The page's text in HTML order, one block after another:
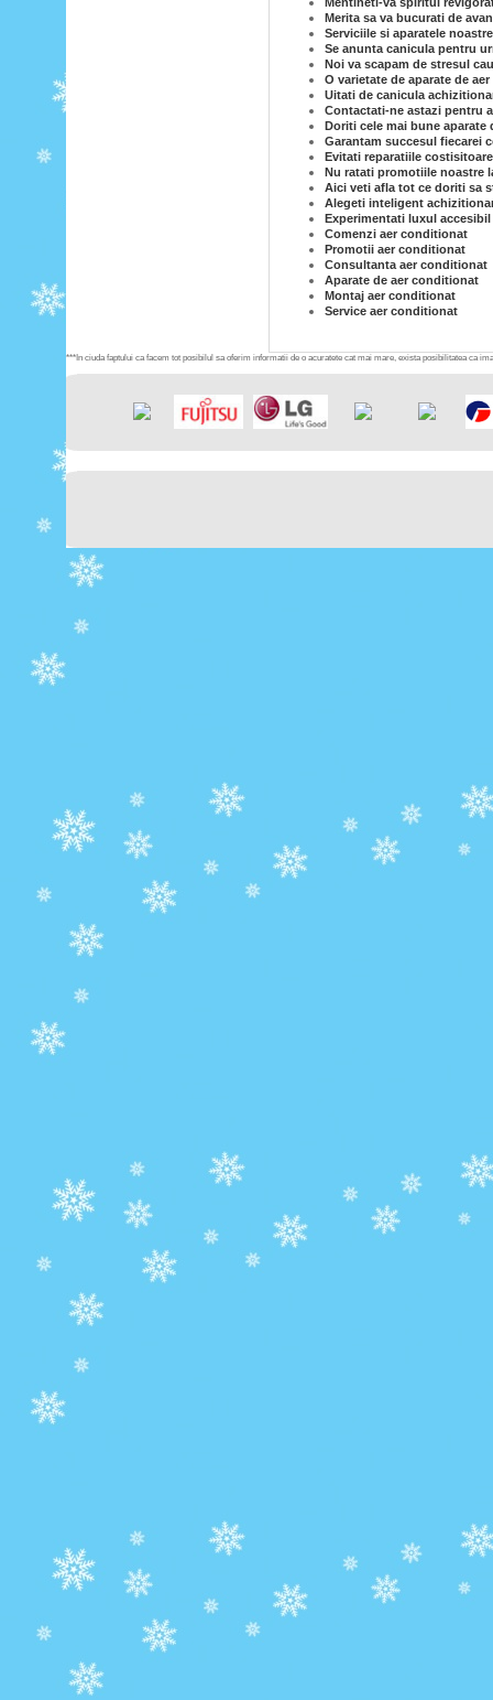
Merita sa va bucurati de
Serviciile si aparatele
Se anunta canicula pentru
Noi va scapam de stresul
O varietate de aparate de
Uitati de canicula
Contactati-ne astazi pentru
Doriti cele mai bune
Garantam succesul fiecarei
Evitati reparatiile
Nu ratati promotiile noastre
Aici veti afla tot ce doriti sa
Alegeti inteligent
Experimentati luxul
Comenzi aer conditionat
Promotii aer conditionat
Consultanta aer conditionat
Aparate de aer conditionat
Montaj aer conditionat
Service aer conditionat
***In ciuda faptului ca facem tot posibilul sa oferim informatii de o acuratete cat mai mare, exista posibilitatea ca